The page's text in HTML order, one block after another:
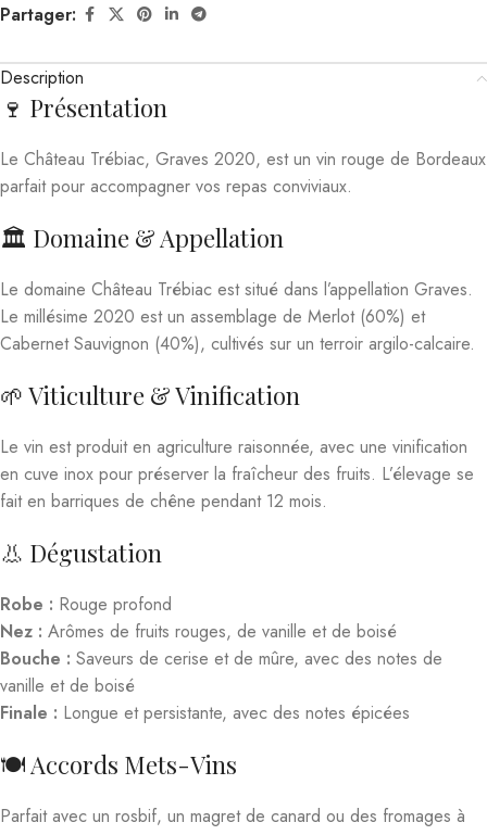
Partager:
Description
🍷 Présentation
Le Château Trébiac, Graves 2020, est un vin rouge de Bordeaux
parfait pour accompagner vos repas conviviaux.
🏛️ Domaine & Appellation
Le domaine Château Trébiac est situé dans l’appellation Graves.
Le millésime 2020 est un assemblage de Merlot (60%) et
Cabernet Sauvignon (40%), cultivés sur un terroir argilo-calcaire.
🌱 Viticulture & Vinification
Le vin est produit en agriculture raisonnée, avec une vinification
en cuve inox pour préserver la fraîcheur des fruits. L’élevage se
fait en barriques de chêne pendant 12 mois.
👃 Dégustation
Robe : Rouge profond
Nez : Arômes de fruits rouges, de vanille et de boisé
Bouche : Saveurs de cerise et de mûre, avec des notes de
vanille et de boisé
Finale : Longue et persistante, avec des notes épicées
🍽️ Accords Mets-Vins
Parfait avec un rosbif, un magret de canard ou des fromages à